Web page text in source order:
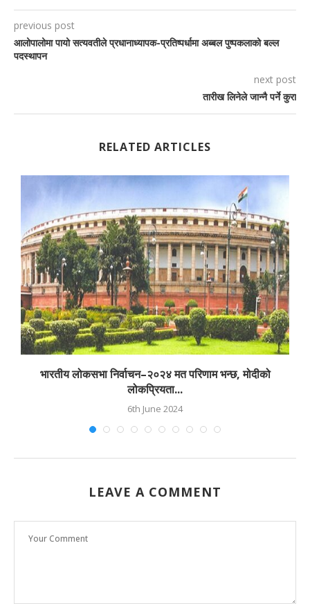
previous post
आलोपालोमा पायो सत्यवतीले प्रधानाध्यापक-प्रतिष्पर्धामा अब्बल पुष्पकलाको बल्ल
पदस्थापन
next post
तारीख लिनेले जान्नै पर्ने कुरा
RELATED ARTICLES
भारतीय लोकसभा निर्वाचन–२०२४ मत परिणाम भन्छ, मोदीको
लोकप्रियता...
6th June 2024
LEAVE A COMMENT